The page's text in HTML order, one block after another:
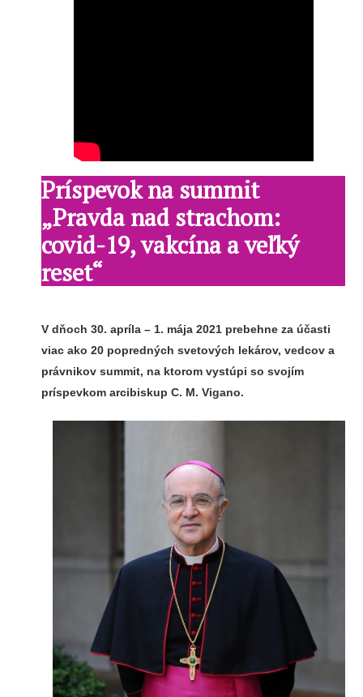
Príspevok na summit
„Pravda nad strachom:
covid-19, vakcína a veľký
reset“
V dňoch 30. apríla – 1. mája 2021 prebehne za účasti
viac ako 20 popredných svetových lekárov, vedcov a
právnikov summit, na ktorom vystúpi so svojím
príspevkom arcibiskup C. M. Vigano.